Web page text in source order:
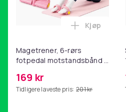
Magetrener, 6-rørs
fotpedal motstandsbånd -
yoga og
hjemmegymnastikk Pink
169 kr
Tidligere laveste pris: 201 kr
Legg
Kjøp